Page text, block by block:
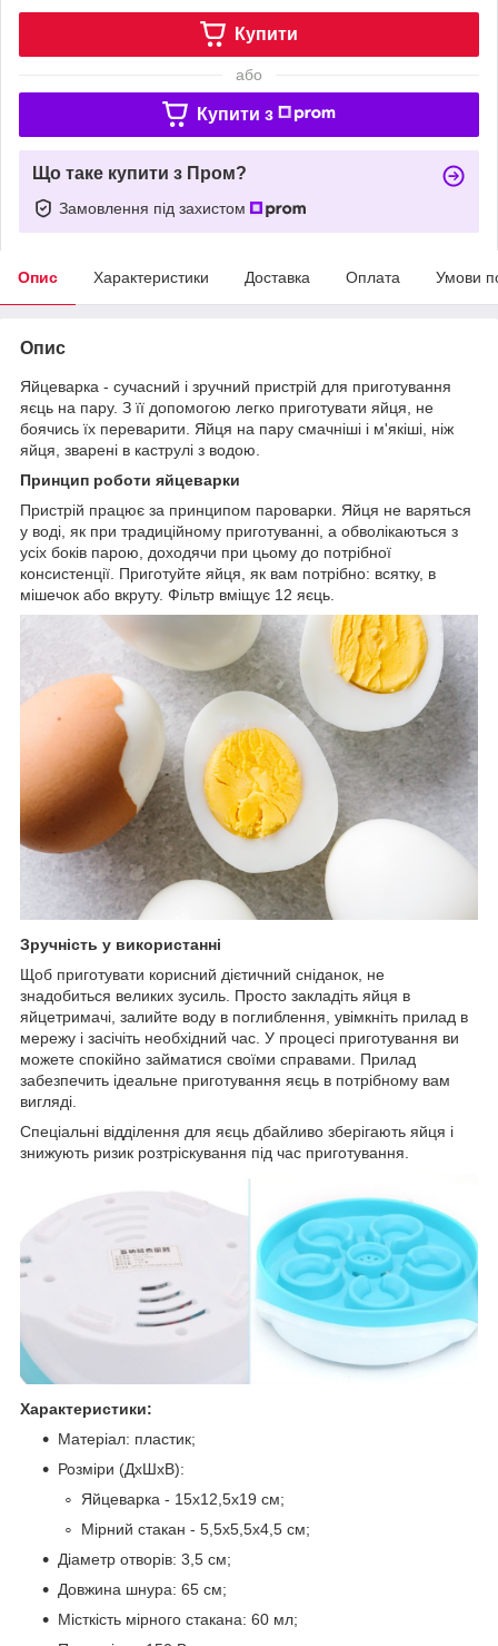
Купити
або
Купити з
Що таке купити з Пром?
Замовлення під захистом
Опис Характеристики Доставка Оплата Умови
Опис
Яйцеварка - сучасний і зручний пристрій для приготування
яєць на пару. З її допомогою легко приготувати яйця, не
боячись їх переварити. Яйця на пару смачніші і м'якіші, ніж
яйця, зварені в каструлі з водою.
Принцип роботи яйцеварки
Пристрій працює за принципом пароварки. Яйця не варяться
у воді, як при традиційному приготуванні, а обволікаються з
усіх боків парою, доходячи при цьому до потрібної
консистенції. Приготуйте яйця, як вам потрібно: всятку, в
мішечок або вкруту. Фільтр вміщує 12 яєць.
Зручність у використанні
Щоб приготувати корисний дієтичний сніданок, не
знадобиться великих зусиль. Просто закладіть яйця в
яйцетримачі, залийте воду в поглиблення, увімкніть прилад в
мережу і засічіть необхідний час. У процесі приготування ви
можете спокійно займатися своїми справами. Прилад
забезпечить ідеальне приготування яєць в потрібному вам
вигляді.
Спеціальні відділення для яєць дбайливо зберігають яйця і
знижують ризик розтріскування під час приготування.
Характеристики:
Матеріал: пластик;
Розміри (ДхШхВ):
Яйцеварка - 15х12,5х19 см;
Мірний стакан - 5,5х5,5х4,5 см;
Діаметр отворів: 3,5 см;
Довжина шнура: 65 см;
Місткість мірного стакана: 60 мл;